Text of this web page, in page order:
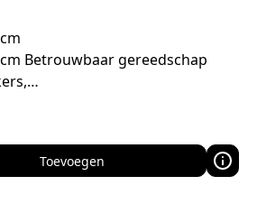
Betrouwbaar gereedschap
Toevoegen